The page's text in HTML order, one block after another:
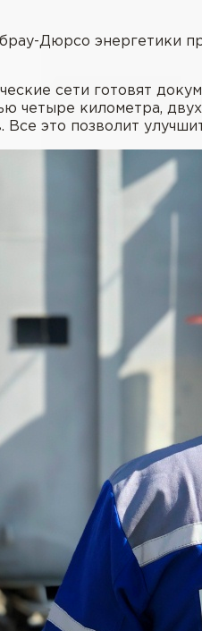
Дюрсо
сети готовят
четыре километра,
это позволит